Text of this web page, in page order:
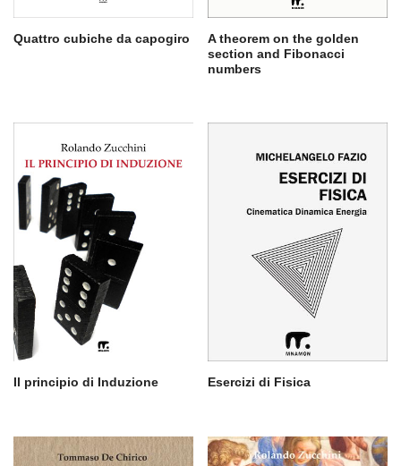
Quattro cubiche da capogiro
A theorem on the golden
section and Fibonacci
numbers
Il principio di Induzione Esercizi di Fisica